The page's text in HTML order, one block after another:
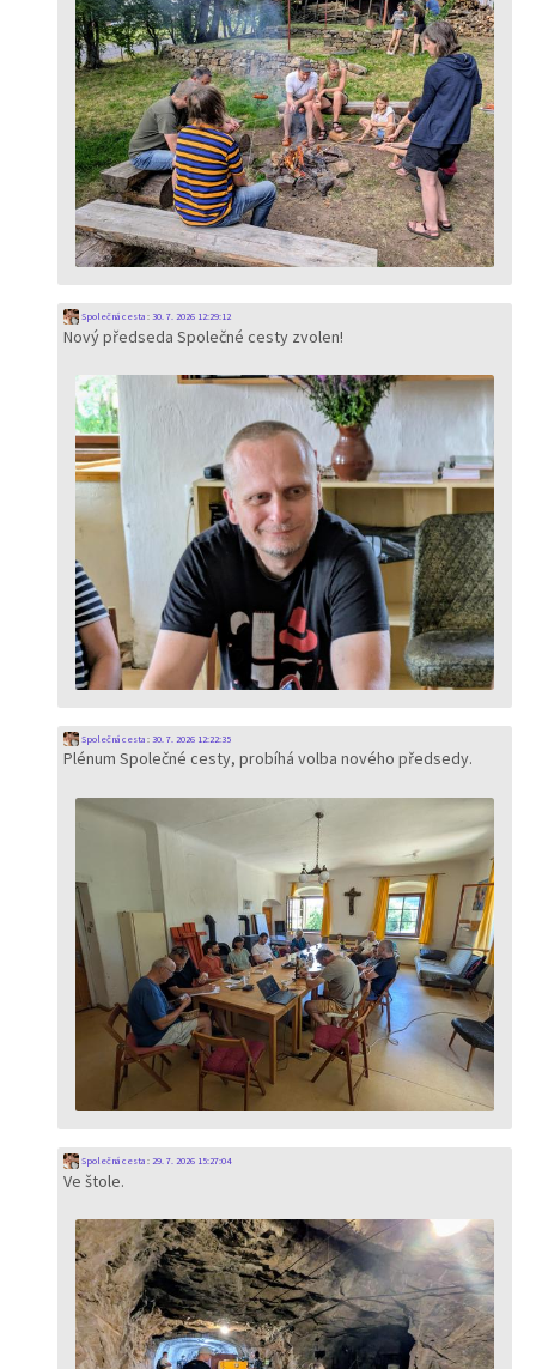
Společná cesta: 30. 7. 2026 12:29:12
Nový předseda Společné cesty zvolen!
Společná cesta: 30. 7. 2026 12:22:35
Plénum Společné cesty, probíhá volba nového předsedy.
Společná cesta: 29. 7. 2026 15:27:04
Ve štole.